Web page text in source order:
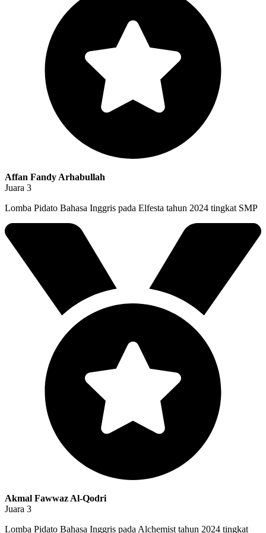
Affan Fandy Arhabullah
Juara 3
Lomba Pidato Bahasa Inggris pada Elfesta tahun 2024 tingkat SMP
Akmal Fawwaz Al-Qodri
Juara 3
Lomba Pidato Bahasa Inggris pada Alchemist tahun 2024 tingkat